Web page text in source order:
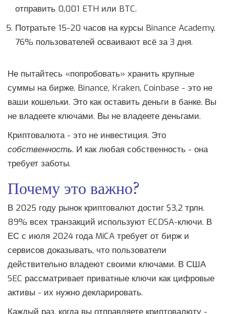
отправить 0,001 ETH или BTC.
Потратьте 15-20 часов на курсы Binance Academy.
76% пользователей осваивают всё за 3 дня.
Не пытайтесь «попробовать» хранить крупные
суммы на бирже. Binance, Kraken, Coinbase - это не
ваши кошельки. Это как оставить деньги в банке. Вы
не владеете ключами. Вы не владеете деньгами.
Криптовалюта - это не инвестиция. Это
собственность. И как любая собственность - она
требует заботы.
Почему это важно?
В 2025 году рынок криптовалют достиг $3,2 трлн.
89% всех транзакций используют ECDSA-ключи. В
ЕС с июля 2024 года MiCA требует от бирж и
сервисов доказывать, что пользователи
действительно владеют своими ключами. В США
SEC рассматривает приватные ключи как цифровые
активы - их нужно декларировать.